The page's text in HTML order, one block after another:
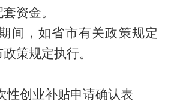
资金。
间，如省市有关政策规定
策规定执行。
性创业补贴申请确认表